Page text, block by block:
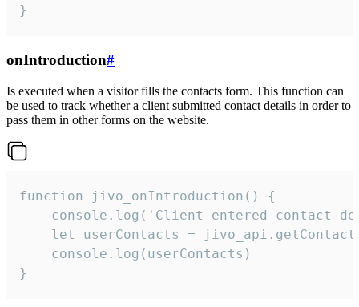
}
onIntroduction#
Is executed when a visitor fills the contacts form. This function can
be used to track whether a client submitted contact details in order to
pass them in other forms on the website.
function jivo_onIntroduction() {
console.log('Client entered contact
let userContacts =
    console.log(userContacts)
}